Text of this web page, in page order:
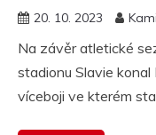
20. 10. 2023
Na závěr atletické
stadionu Slavie
víceboji ve kterém